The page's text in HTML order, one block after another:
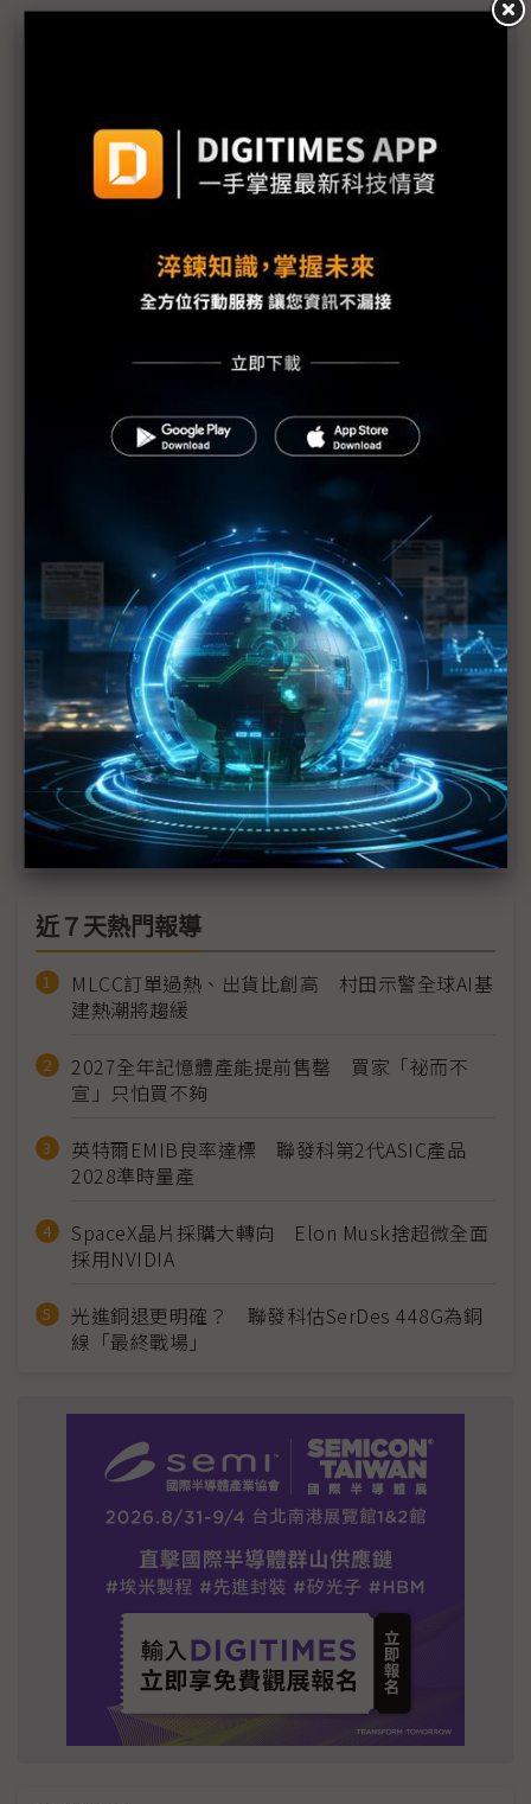
需求助燃
西班牙不只是觀光勝地！ 加那利群島力拚成太空、
半導體業樞紐
Wooptix機台測試、量產技術雙線 力求2028打入主
訂單最快2028出貨
（專訪）Semidynamics從SoC到機櫃一手包辦 目標
重度記憶體AI推論需求
歐盟晶片法案2.0預計5月底公布 料將強化鎖定本土
量子電腦10年內大量部署 Qilimanjaro鎖定「類比量
子運算」整合AI資料中心
巴塞隆納連線：手握晶片設計、光子、量子3關鍵實
力 西班牙欲重振電子業話語權
科技1分鐘：西班牙半導體設備公司Wooptix
科技1分鐘：西班牙量子運算公司Qilimanjaro
近７天熱門報導
MLCC訂單過熱、出貨比創高 村田示警全球AI基
建熱潮將趨緩
2027全年記憶體產能提前售罄 買家「祕而不
宣」只怕買不夠
英特爾EMIB良率達標 聯發科第2代ASIC產品
2028準時量產
SpaceX晶片採購大轉向 Elon Musk捨超微全面
採用NVIDIA
光進銅退更明確？ 聯發科估SerDes 448G為銅
線「最終戰場」